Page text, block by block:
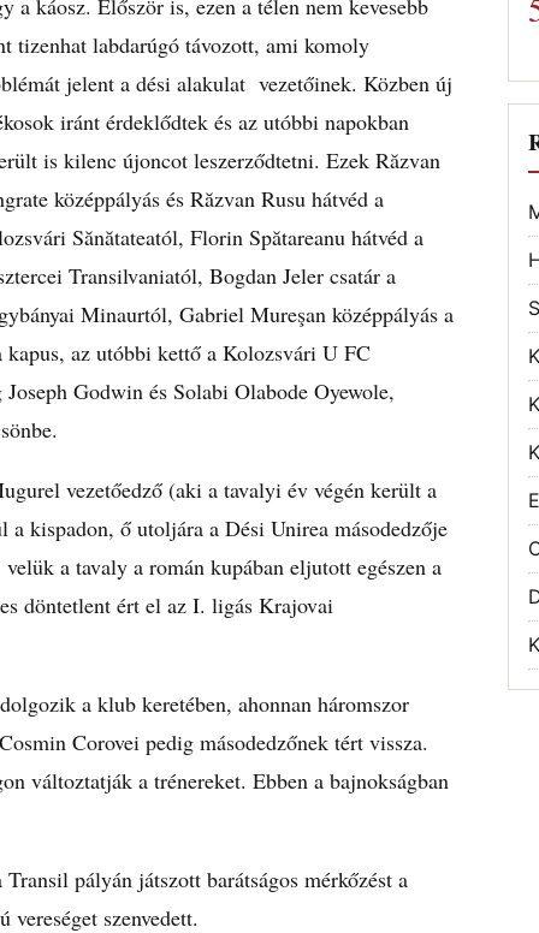
a káosz. Először is, ezen a télen nem kevesebb
tizenhat labdarúgó távozott, ami komoly
jelent a dési alakulat vezetőinek. Közben új
iránt érdeklődtek és az utóbbi napokban
is kilenc újoncot leszerződtetni. Ezek Răzvan
középpályás és Răzvan Rusu hátvéd a
Sănătateatól, Florin Spătareanu hátvéd a
Transilvaniatól, Bogdan Jeler csatár a
Minaurtól, Gabriel Mureşan középpályás a
az utóbbi kettő a Kolozsvári U FC
Godwin és Solabi Olabode Oyewole,
vezetőedző (aki a tavalyi év végén került a
kispadon, ő utoljára a Dési Unirea másodedzője
a tavaly a román kupában eljutott egészen a
döntetlent ért el az I. ligás Krajovai
a klub keretében, ahonnan háromszor
Corovei pedig másodedzőnek tért vissza.
változtatják a trénereket. Ebben a bajnokságban
pályán játszott barátságos mérkőzést a
szenvedett.